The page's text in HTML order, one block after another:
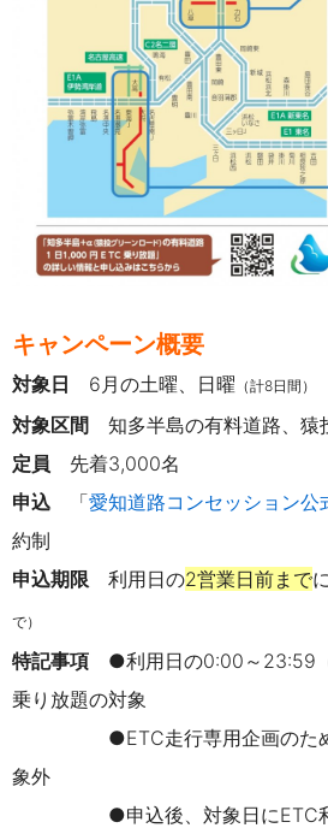
キャンペーン概要
対象日 6月の土曜、日曜 （計8日間）
対象区間 知多半島の有料道路、猿
定員 先着3,000名
申込
「愛知道路コンセッション公
約制
申込期限 利用日の2営業日前まで
で）
特記事項 ●利用日の0:00～23:59
乗り放題の対象
●ETC走行専用企画のため
象外
●申込後、対象日にETC利用